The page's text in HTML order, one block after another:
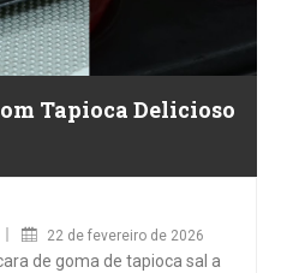
Tapioca Delicioso
22 de fevereiro de 2026
de goma de tapioca sal a